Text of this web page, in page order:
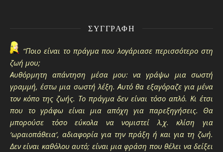
ΣΥΓΓΡΑΦΉ
“Ποιο είναι το πράγμα που λογάριασε περισσότερο στη
ζωή μου;
Αυθόρμητη απάντηση μέσα μου: να γράψω μια σωστή
γραμμή, έστω μια σωστή λέξη. Αυτό θα εξαγόραζε για μένα
τον κόπο της ζωής. Το πράγμα δεν είναι τόσο απλό. Κι έτσι
που το γράφω είναι μια απόχη για παρεξηγήσεις. Θα
μπορούσε τόσο εύκολα να νομιστεί λ.χ. κλίση για
‘ωραιοπάθεια’, αδιαφορία για την πράξη ή και για τη ζωή.
Δεν είναι καθόλου αυτό; είναι μια φράση που θέλει να δείξει